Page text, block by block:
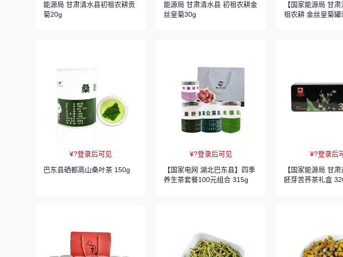
能源局 甘肃清水县初祖农耕贡
菊20g
能源局 甘肃清水县 初祖农耕金
丝皇菊30g
【国家能源局 甘
祖农耕 金丝皇菊罐
¥?登录后可见
巴东县硒都高山桑叶茶 150g
¥?登录后可见
【国家电网 湖北巴东县】四季
养生茶套餐100元组合 315g
¥?登录后
【国家能源局 甘
胚芽苦荞茶礼盒